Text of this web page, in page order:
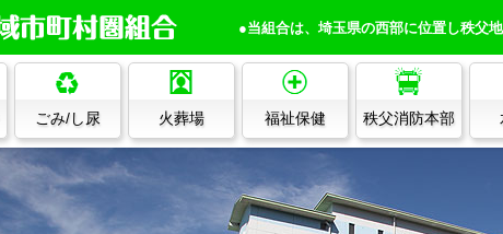
●当組合は、埼玉県の西部に位置し秩父
ごみ/し尿 火葬場 福祉保健 秩父消防本部